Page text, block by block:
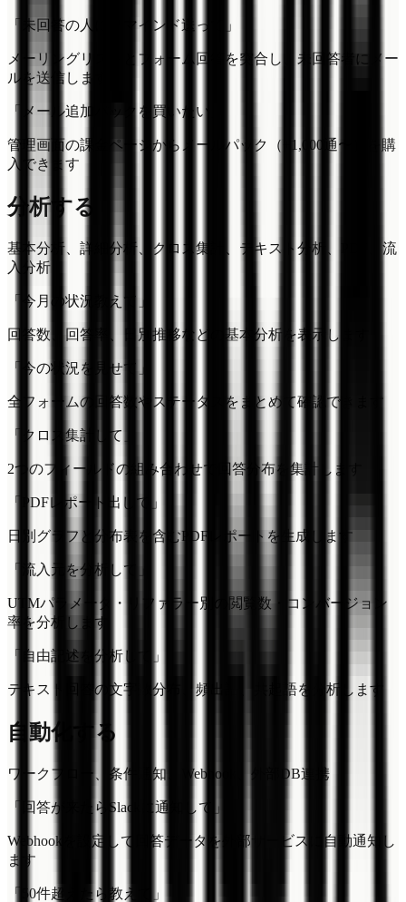
「未回答の人にリマインド送って」
メーリングリストとフォーム回答を突合し、未回答者にメー
ルを送信します
「メール追加パックを買いたい」
管理画面の課金ページからメールパック（+1,000通〜）を購
入できます
分析する
基本分析、詳細分析、クロス集計、テキスト分析、PDF、流
入分析
「今月の状況教えて」
回答数、回答率、日別推移などの基本分析を表示します
「今の状況を見せて」
全フォームの回答数やステータスをまとめて確認できます
「クロス集計して」
2つのフィールドの組み合わせで回答分布を集計します
「PDFレポート出して」
日別グラフと分布表を含むPDFレポートを生成します
「流入元を分析して」
UTMパラメータ・リファラー別の閲覧数・コンバージョン
率を分析します
「自由記述を分析して」
テキスト回答の文字数分布、頻出語、共起語を分析します
自動化する
ワークフロー、条件通知、Webhook、外部DB連携
「回答が来たらSlackに通知して」
Webhookを設定して回答データを外部サービスに自動通知し
ます
「50件超えたら教えて」